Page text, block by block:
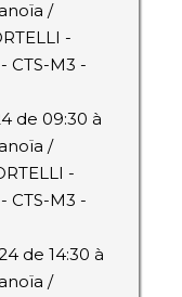
/
-
CTS-M3 -
de 09:30 à
/
-
CTS-M3 -
de 14:30 à
/